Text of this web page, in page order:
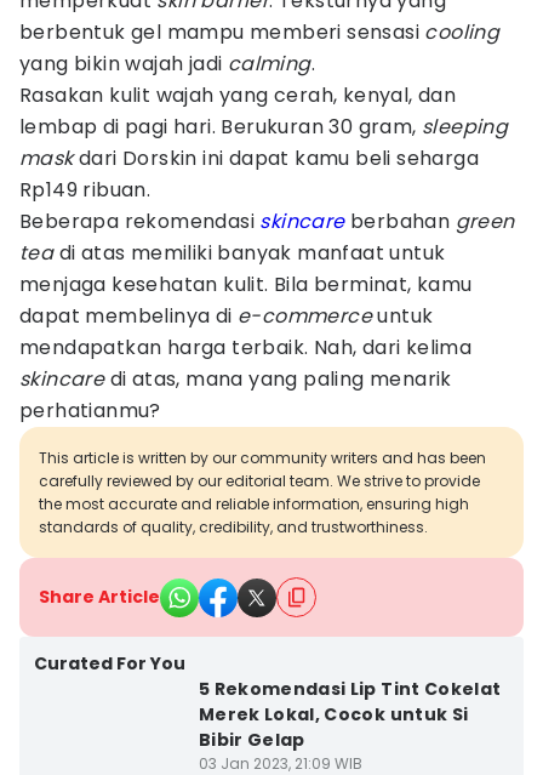
berbentuk gel mampu memberi sensasi cooling
yang bikin wajah jadi calming.
Rasakan kulit wajah yang cerah, kenyal, dan
lembap di pagi hari. Berukuran 30 gram, sleeping
maskdari Dorskin ini dapat kamu beli seharga
Rp149 ribuan.
Beberapa rekomendasi skincareberbahan green
teadi atas memiliki banyak manfaat untuk
menjaga kesehatan kulit. Bila berminat, kamu
dapat membelinya di e-commerceuntuk
mendapatkan harga terbaik. Nah, dari kelima
skincaredi atas, mana yang paling menarik
perhatianmu?
This article is written by our community writers and has been
carefully reviewed by our editorial team. We strive to provide
the most accurate and reliable information, ensuring high
standards of quality, credibility, and trustworthiness.
Share Article
Curated For You
5 Rekomendasi Lip Tint Cokelat
Merek Lokal, Cocok untuk Si
Bibir Gelap
03 Jan 2023, 21:09 WIB